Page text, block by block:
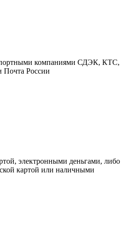
компаниями СДЭК, КТС,
Почта России
электронными деньгами, либо
картой или наличными